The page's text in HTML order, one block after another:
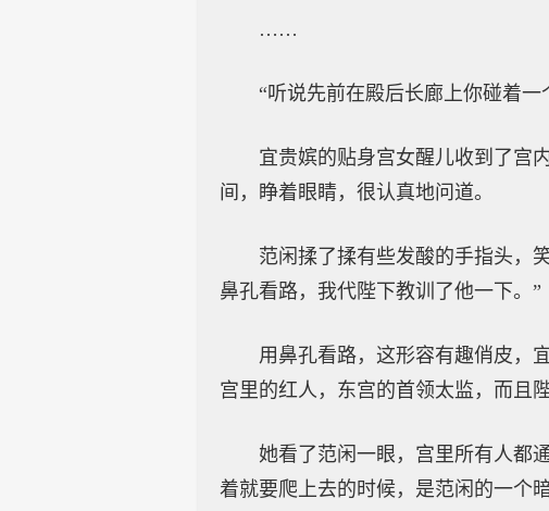
……
“听说先前在殿后长廊上你碰着一
宜贵嫔的贴身宫女醒儿收到了宫
间，睁着眼睛，很认真地问道。
范闲揉了揉有些发酸的手指头，
鼻孔看路，我代陛下教训了他一下。”
用鼻孔看路，这形容有趣俏皮，
宫里的红人，东宫的首领太监，而且
她看了范闲一眼，宫里所有人都
着就要爬上去的时候，是范闲的一个